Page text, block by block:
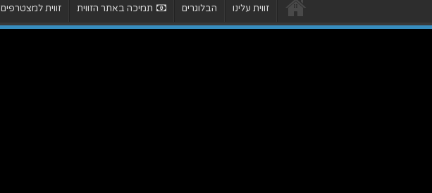
זווית עלינו הבלוגרים תמיכה באתר הזווית זווית למצטרפים